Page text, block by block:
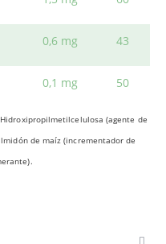
0,6 mg 43
0,1 mg 50
(agente de
de maíz (incrementador de